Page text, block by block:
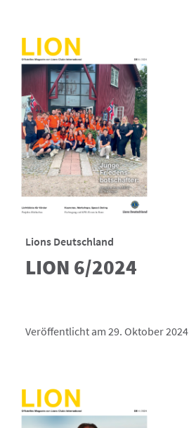
Lions Deutschland
LION 6/2024
Veröffentlicht am 29. Oktober 2024